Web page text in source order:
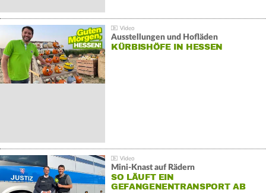
Ausstellungen und Hofläden
KÜRBISHÖFE IN HESSEN
Mini-Knast auf Rädern
SO LÄUFT EIN
GEFANGENENTRANSPORT AB